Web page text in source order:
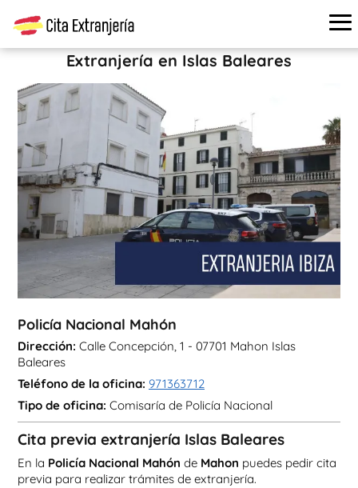
Cita extranjería › Oficinas de extranjería
Policía Nacional Mahón
Extranjería en Islas Baleares
Policía Nacional Mahón
Dirección: Calle Concepción, 1 - 07701 Mahon Islas
Baleares
Teléfono de la oficina: 971363712
Tipo de oficina: Comisaría de Policía Nacional
Cita previa extranjería Islas Baleares
En la Policía Nacional Mahón de Mahon puedes pedir cita
previa para realizar trámites de extranjería.